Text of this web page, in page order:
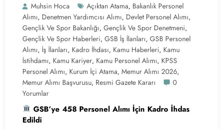
Muhsin Hoca Açıktan Atama, Bakanlık Personel
Alımı, Denetmen Yardımcısı Alımı, Devlet Personel Alımı,
Gençlik Ve Spor Bakanlığı, Gençlik Ve Spor Denetmeni,
Gençlik Ve Spor Haberleri, GSB İş İlanları, GSB Personel
Alımı, İş İlanları, Kadro İhdası, Kamu Haberleri, Kamu
İstihdamı, Kamu Kariyer, Kamu Personel Alımı, KPSS
Personel Alımı, Kurum İçi Atama, Memur Alımı 2026,
Memur Alımı Başvurusu, Resmi Gazete Kararı
0
Yorumlar
GSB’ye 458 Personel Alımı İçin Kadro İhdas
Edildi